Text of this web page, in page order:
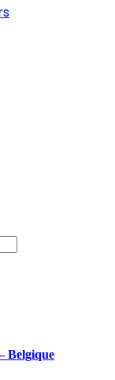
Belgique